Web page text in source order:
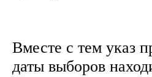
Вместе с тем указ
даты выборов